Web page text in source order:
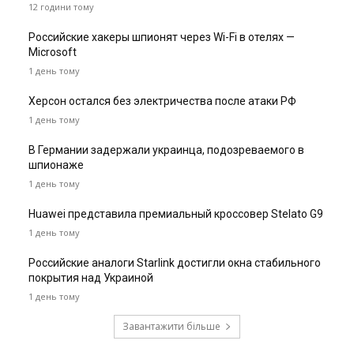
12 години тому
Российские хакеры шпионят через Wi-Fi в отелях —
Microsoft
1 день тому
Херсон остался без электричества после атаки РФ
1 день тому
В Германии задержали украинца, подозреваемого в
шпионаже
1 день тому
Huawei представила премиальный кроссовер Stelato G9
1 день тому
Российские аналоги Starlink достигли окна стабильного
покрытия над Украиной
1 день тому
Завантажити більше